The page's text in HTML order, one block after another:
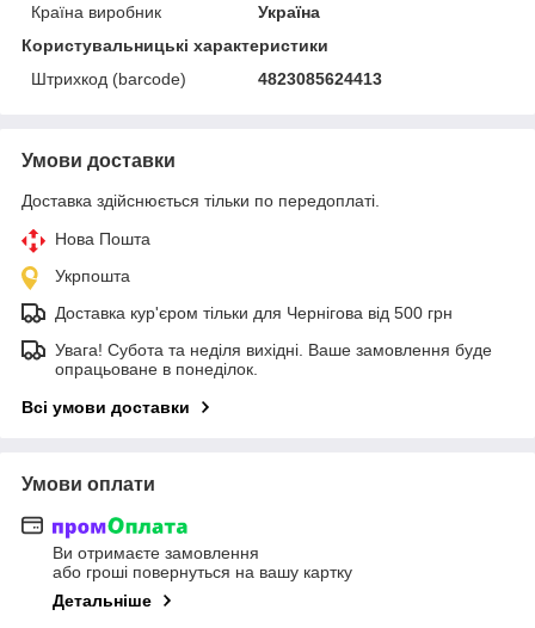
Країна виробник
Україна
Користувальницькі характеристики
Штрихкод (barcode)
4823085624413
Умови доставки
Доставка здійснюється тільки по передоплаті.
Нова Пошта
Укрпошта
Доставка кур'єром тільки для Чернігова від 500 грн
Увага! Субота та неділя вихідні. Ваше замовлення буде
опрацьоване в понеділок.
Всі умови доставки
Умови оплати
Ви отримаєте замовлення
або гроші повернуться на вашу картку
Детальніше